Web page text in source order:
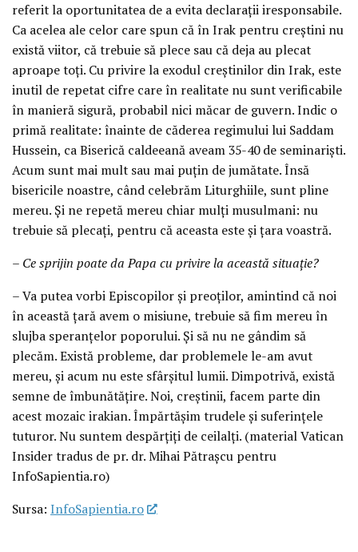
referit la oportunitatea de a evita declarații iresponsabile.
Ca acelea ale celor care spun că în Irak pentru creștini nu
există viitor, că trebuie să plece sau că deja au plecat
aproape toți. Cu privire la exodul creștinilor din Irak, este
inutil de repetat cifre care în realitate nu sunt verificabile
în manieră sigură, probabil nici măcar de guvern. Indic o
primă realitate: înainte de căderea regimului lui Saddam
Hussein, ca Biserică caldeeană aveam 35-40 de seminariști.
Acum sunt mai mult sau mai puțin de jumătate. Însă
bisericile noastre, când celebrăm Liturghiile, sunt pline
mereu. Și ne repetă mereu chiar mulți musulmani: nu
trebuie să plecați, pentru că aceasta este și țara voastră.
– Ce sprijin poate da Papa cu privire la această situație?
– Va putea vorbi Episcopilor și preoților, amintind că noi
în această țară avem o misiune, trebuie să fim mereu în
slujba speranțelor poporului. Și să nu ne gândim să
plecăm. Există probleme, dar problemele le-am avut
mereu, și acum nu este sfârșitul lumii. Dimpotrivă, există
semne de îmbunătățire. Noi, creștinii, facem parte din
acest mozaic irakian. Împărtășim trudele și suferințele
tuturor. Nu suntem despărțiți de ceilalți. (material Vatican
Insider tradus de pr. dr. Mihai Pătrașcu pentru
InfoSapientia.ro)
Sursa: InfoSapientia.ro